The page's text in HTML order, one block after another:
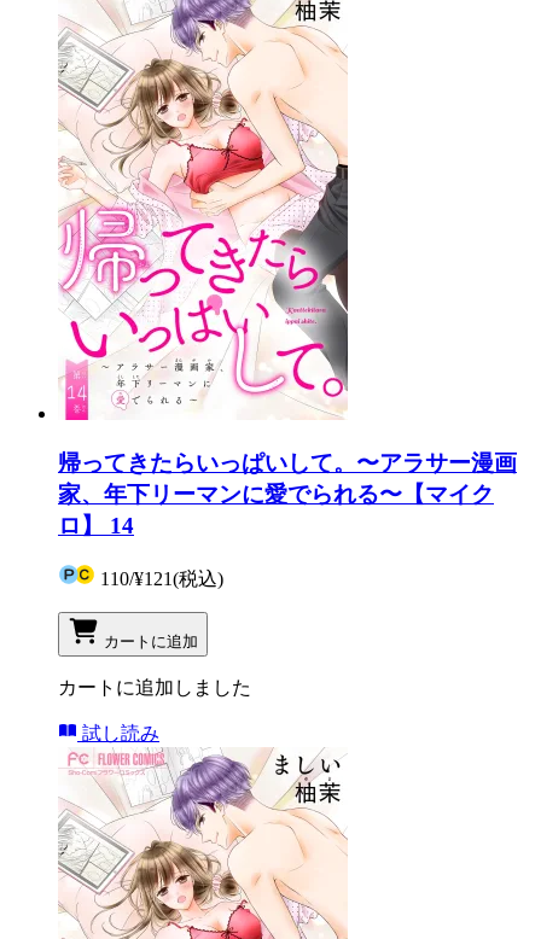
帰ってきたらいっぱいして。〜アラサー漫画
家、年下リーマンに愛でられる〜【マイク
ロ】 14
110/¥121(税込)
カートに追加
カートに追加しました
試し読み